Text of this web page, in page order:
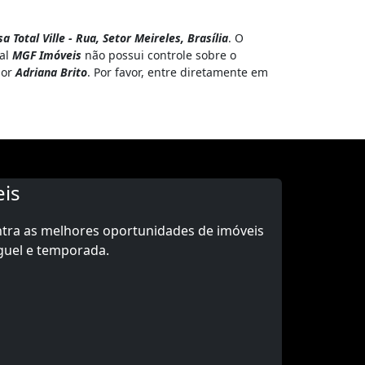
Total Ville - Rua, Setor Meireles, Brasília. O
MGF Imóveis não possui controle sobre o
Adriana Brito. Por favor, entre diretamente em
as melhores oportunidades de imóveis
e temporada.